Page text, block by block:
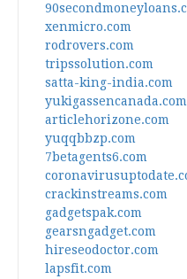
xenmicro.com
rodrovers.com
tripssolution.com
satta-king-india.com
yukigassencanada.com
articlehorizone.com
yuqqbbzp.com
7betagents6.com
crackinstreams.com
gadgetspak.com
gearsngadget.com
hireseodoctor.com
lapsfit.com